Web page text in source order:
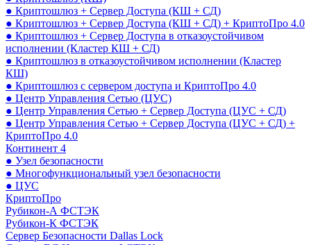
● Криптошлюз + Сервер Доступа (КШ + СД)
● Криптошлюз + Сервер Доступа (КШ + СД) + КриптоПро 4.0
● Криптошлюз + Сервер Доступа в отказоустойчивом
исполнении (Кластер КШ + СД)
● Криптошлюз в отказоустойчивом исполнении (Кластер
КШ)
● Криптошлюз с сервером доступа и КриптоПро 4.0
● Центр Управления Сетью (ЦУС)
● Центр Управления Сетью + Сервер Доступа (ЦУС + СД)
● Центр Управления Сетью + Сервер Доступа (ЦУС + СД) +
КриптоПро 4.0
Континент 4
● Узел безопасности
● Многофункциональный узел безопасности
● ЦУС
КриптоПро
Рубикон-А ФСТЭК
Рубикон-К ФСТЭК
Сервер Безопасности Dallas Lock